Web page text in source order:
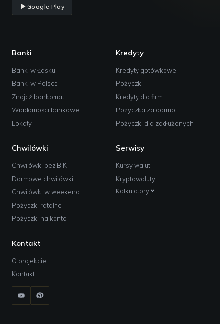
Google Play
Banki
Banki w Łasku
Banki w Polsce
Znajdź bankomat
Wiadomości bankowe
Lokaty
Kredyty
Kredyty gotówkowe
Pożyczki
Kredyty dla firm
Pożyczka za darmo
Pożyczki dla zadłużonych
Chwilówki
Chwilówki bez BIK
Darmowe chwilówki
Chwilówki w weekend
Pożyczki ratalne
Pożyczki na konto
Serwisy
Kursy walut
Kryptowaluty
Kalkulatory
Kontakt
O projekcie
Kontakt